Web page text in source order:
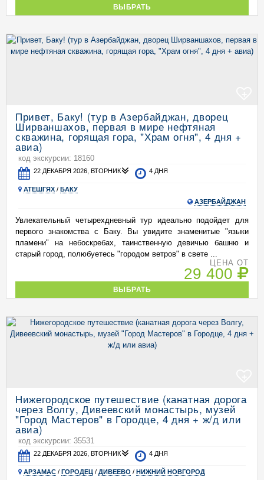
ВЫБРАТЬ
Привет, Баку! (тур в Азербайджан, дворец
Ширваншахов, первая в мире нефтяная
скважина, горящая гора, "Храм огня", 4 дня +
авиа)
код экскурсии: 18160
22 ДЕКАБРЯ 2026, ВТОРНИК 4 ДНЯ
АТЕШГЯХ / БАКУ
АЗЕРБАЙДЖАН
Увлекательный четырехдневный тур идеально подойдет для
первого знакомства с Баку. Вы увидите знаменитые "языки
пламени" на небоскребах, таинственную девичью башню и
старый город, полюбуетесь "городом ветров" в свете ...
ЦЕНА ОТ
29 400
ВЫБРАТЬ
Нижегородское путешествие (канатная дорога
через Волгу, Дивеевский монастырь, музей
"Город Мастеров" в Городце, 4 дня + ж/д или
авиа)
код экскурсии: 35531
22 ДЕКАБРЯ 2026, ВТОРНИК 4 ДНЯ
АРЗАМАС / ГОРОДЕЦ / ДИВЕЕВО / НИЖНИЙ НОВГОРОД